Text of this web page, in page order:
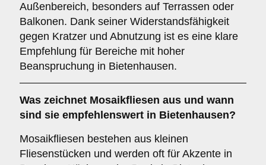
Außenbereich, besonders auf Terrassen oder
Balkonen. Dank seiner Widerstandsfähigkeit
gegen Kratzer und Abnutzung ist es eine klare
Empfehlung für Bereiche mit hoher
Beanspruchung in Bietenhausen.
Was zeichnet Mosaikfliesen aus und wann
sind sie empfehlenswert in Bietenhausen?
Mosaikfliesen bestehen aus kleinen
Fliesenstücken und werden oft für Akzente in